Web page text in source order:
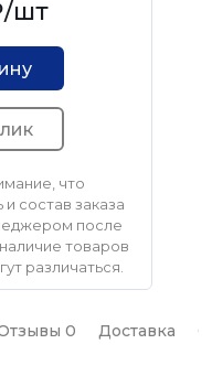
/шт
что
состав заказа
после
товаров
различаться.
0 Доставка